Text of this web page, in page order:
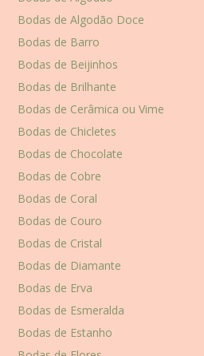
Bodas de Algodão Doce
Bodas de Barro
Bodas de Beijinhos
Bodas de Brilhante
Bodas de Cerâmica ou Vime
Bodas de Chicletes
Bodas de Chocolate
Bodas de Cobre
Bodas de Coral
Bodas de Couro
Bodas de Cristal
Bodas de Diamante
Bodas de Erva
Bodas de Esmeralda
Bodas de Estanho